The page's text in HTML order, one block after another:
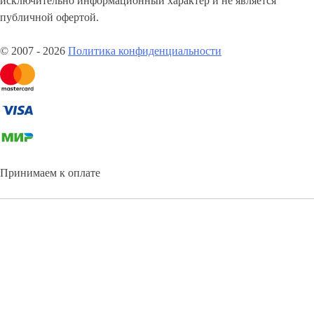
публичной офертой.
© 2007 - 2026 Политика конфиденциальности
Принимаем к оплате